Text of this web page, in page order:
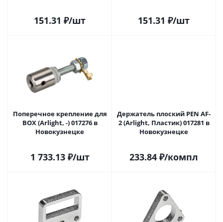
151.31 ₽/шт 151.31 ₽/шт
Поперечное крепление для
BOX (Arlight, -) 017276 в
Новокузнецке
1 733.13₽/шт
Держатель плоский PEN AF-
2 (Arlight, Пластик) 017281 в
Новокузнецке
233.84 ₽/компл